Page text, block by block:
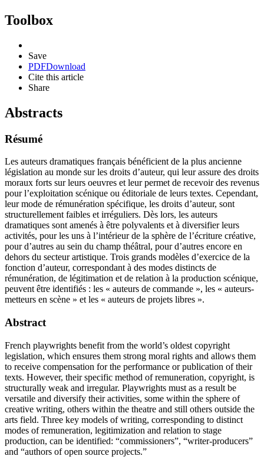
Toolbox
Save
PDFDownload
Cite this article
Share
Abstracts
Résumé
Les auteurs dramatiques français bénéficient de la plus ancienne
législation au monde sur les droits d’auteur, qui leur assure des droits
moraux forts sur leurs oeuvres et leur permet de recevoir des revenus
pour l’exploitation scénique ou éditoriale de leurs textes. Cependant,
leur mode de rémunération spécifique, les droits d’auteur, sont
structurellement faibles et irréguliers. Dès lors, les auteurs
dramatiques sont amenés à être polyvalents et à diversifier leurs
activités, pour les uns à l’intérieur de la sphère de l’écriture créative,
pour d’autres au sein du champ théâtral, pour d’autres encore en
dehors du secteur artistique. Trois grands modèles d’exercice de la
fonction d’auteur, correspondant à des modes distincts de
rémunération, de légitimation et de relation à la production scénique,
peuvent être identifiés : les « auteurs de commande », les « auteurs-
metteurs en scène » et les « auteurs de projets libres ».
Abstract
French playwrights benefit from the world’s oldest copyright
legislation, which ensures them strong moral rights and allows them
to receive compensation for the performance or publication of their
texts. However, their specific method of remuneration, copyright, is
structurally weak and irregular. Playwrights must as a result be
versatile and diversify their activities, some within the sphere of
creative writing, others within the theatre and still others outside the
arts field. Three key models of writing, corresponding to distinct
modes of remuneration, legitimization and relation to stage
production, can be identified: “commissioners”, “writer-producers”
and “authors of open source projects.”